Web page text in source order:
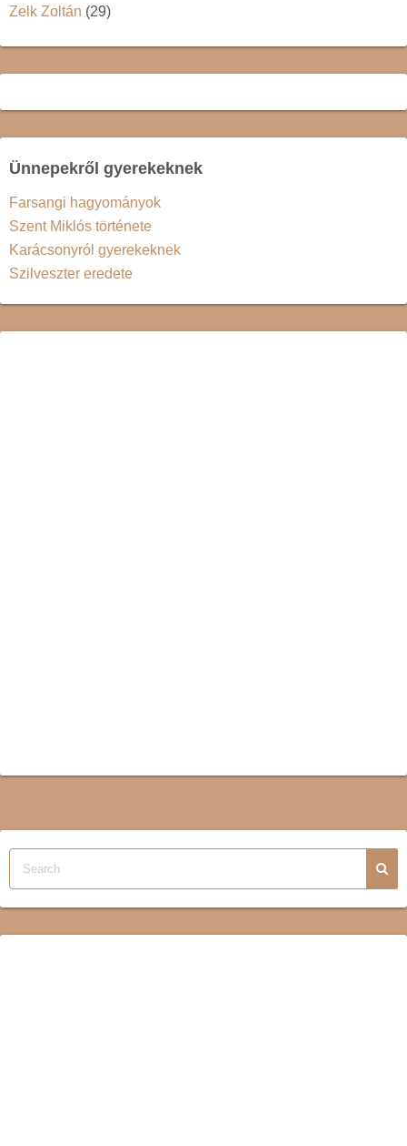
Zelk Zoltán (29)
Ünnepekről gyerekeknek
Farsangi hagyományok
Szent Miklós története
Karácsonyról gyerekeknek
Szilveszter eredete